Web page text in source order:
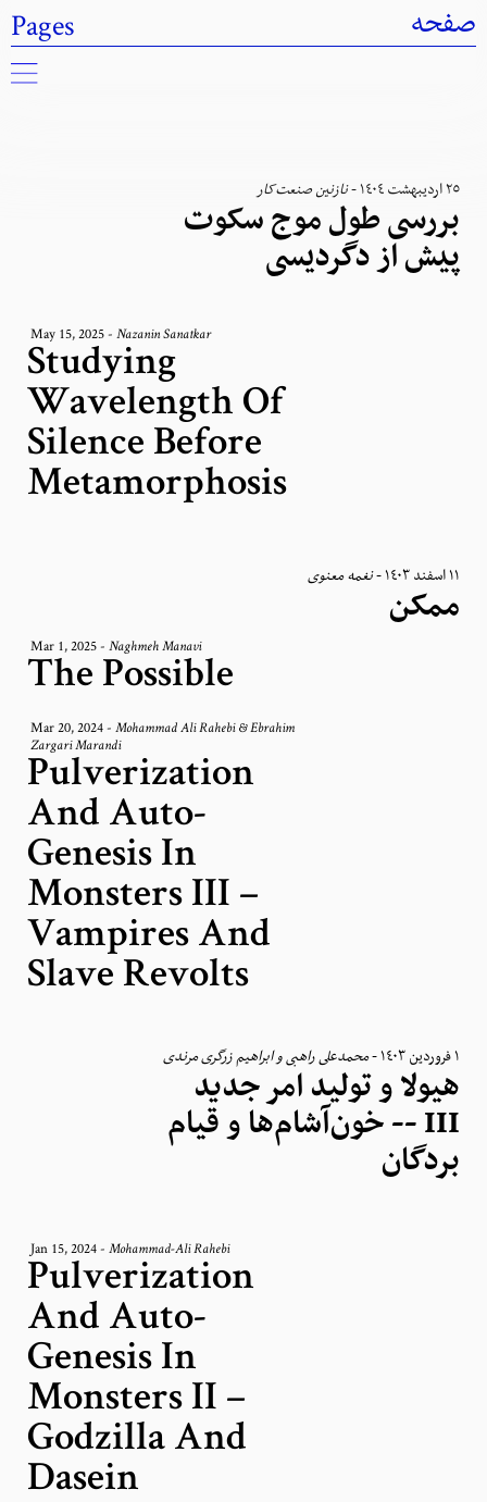
Pages صفحه
٢٥ اردیبهشت ١٤٠٤ -نازنین صنعت‌کار
بررسی طول موج سکوت
پیش از دگردیسی
May 15, 2025- Nazanin Sanatkar
Studying
Wavelength Of
Silence Before
Metamorphosis
١١ اسفند ١٤٠٣ -نغمه معنوی
ممکن
Mar 1, 2025- Naghmeh Manavi
The Possible
Mar 20, 2024- Mohammad Ali Rahebi & Ebrahim
Zargari Marandi
Pulverization
And Auto-
Genesis In
Monsters III –
Vampires And
Slave Revolts
١ فروردین ١٤٠٣ -محمد‌علی راهبی و ابراهیم زرگری مرندی
هیولا و تولید امر جدید
III -- خون‌آشام‌ها و قیام‌
بردگان
Jan 15, 2024- Mohammad-Ali Rahebi
Pulverization
And Auto-
Genesis In
Monsters II –
Godzilla And
Dasein